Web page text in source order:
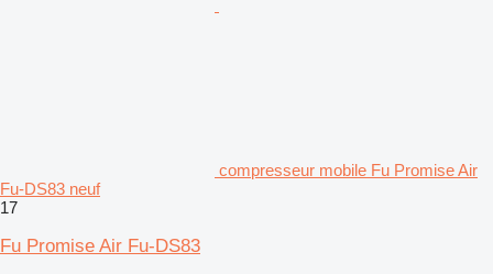
compresseur mobile Fu Promise Air
Fu-DS83 neuf
17
Fu Promise Air Fu-DS83